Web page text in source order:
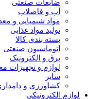
ضایعات صنعتی
آب و فاضلاب
مواد شیمیایی و معدنی
تولید مواد غذایی
بسته بندی کالا
اتوماسیون صنعتی
برق و الکترونیک
لوازم و تجهیزات معدن
سایر
کشاورزی و دامداری
لوازم الکترونیکی